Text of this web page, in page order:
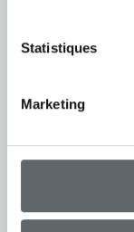
Statistiques
Marketing
boîtes à eau
gestion
garantissant la
protection de vos